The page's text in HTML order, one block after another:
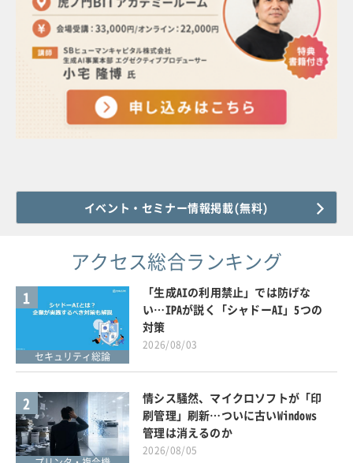
イベント・セミナー情報掲載(無料)
アクセス総合ランキング
1
セキュリティ総論
「生成AIの利用禁止」では防げな
い…IPAが説く「シャドーAI」5つの
対策
2026/08/03
2
情シス騒然、マイクロソフトが「印
刷管理」刷新…ついに古いWindows
管理は消えるのか
2026/08/05